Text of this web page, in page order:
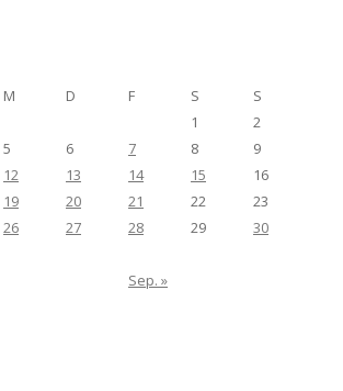
M D F S
S
1
2
5 6 7 8
9
12 13 14 15
16
19 20 21 22
23
26 27 28 29
30
Sep. »